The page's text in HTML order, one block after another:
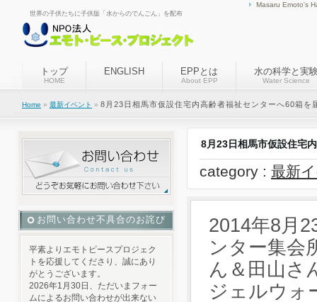
世界の子供たちに子供版「水からのでんごん」を配布
Masaru Emoto's
トップ
HOME
ENGLISH EPPとは
About EPP
水の科学と実
Water Science
Home » 最新イベント » 8月23日相馬市仮設住宅内高齢者福祉センターへ60箱を
8月23日相馬市仮設住宅
category : 最新
2014年8月
ンター集会
ん＆田山さ
ジェルウォ
お問い合わせ不具合のお詫び
平素よりエモトピースプロジェク
トを応援してくださり、誠にあり
がとうございます。
2026年1月30日、ただいまフォー
ムによるお問い合わせが出来ない